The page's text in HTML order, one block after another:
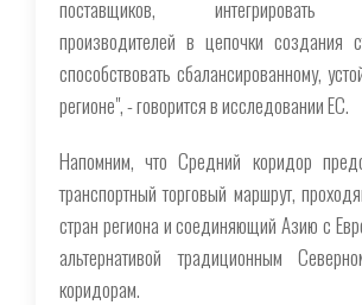
поставщиков, интегрировать
производителей в цепочки создания
способствовать сбалансированному,
регионе", - говорится в исследовании ЕС.
Напомним, что Средний коридор
транспортный торговый маршрут,
стран региона и соединяющий Азию с
альтернативой традиционным
коридорам.